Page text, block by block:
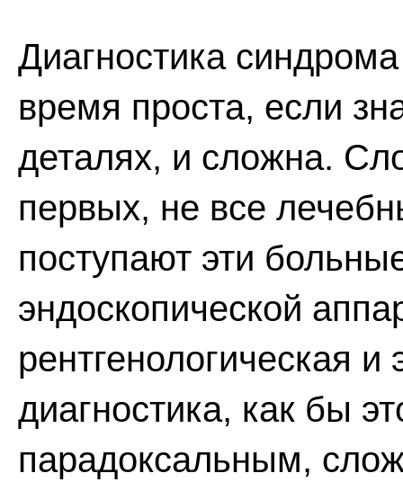
Диагностика
время проста, если
деталях, и сложна.
первых, не все
поступают эти
эндоскопической
рентгенологическая и
диагностика, как бы
парадоксальным,